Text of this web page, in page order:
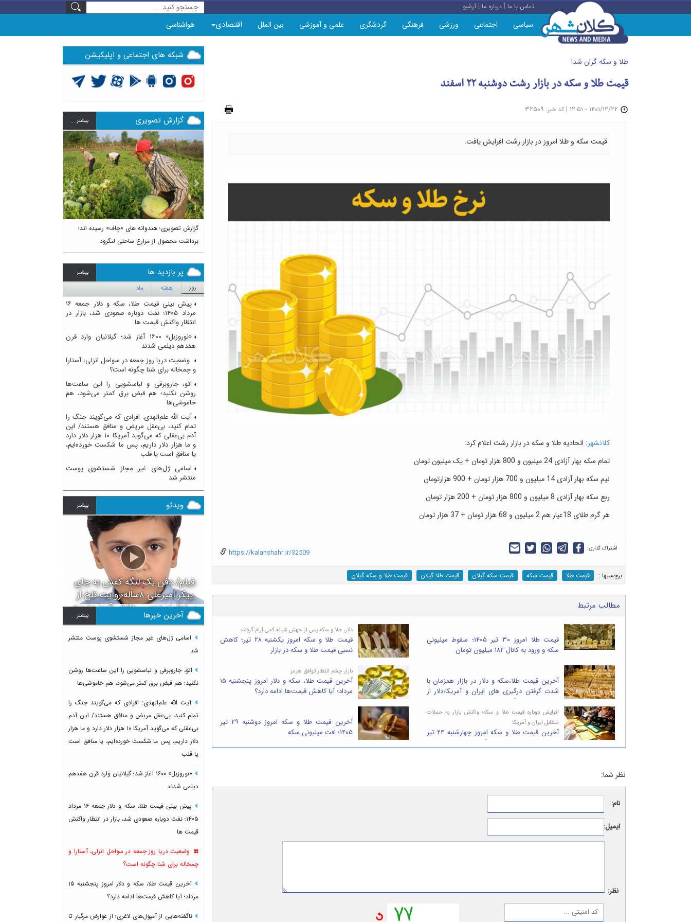
تماس با ما |درباره ما |آرشیو
سیاسی اجتماعی ورزشی فرهنگی گردشگری علمی و آموزشی بین الملل اقتصادی هواشناسی
طلا و سکه گران شد!
قیمت طلا و سکه در بازار رشت دوشنبه ۲۲ اسفند
| کد خبر: ۳۲۵۰۹
قیمت سکه و طلا امروز در بازار رشت افرایش یافت.
کلانشهر: اتحادیه طلا و سکه در بازار رشت اعلام کرد:
تمام سکه بهار آزادی 24 میلیون و 800 هزار تومان + یک میلیون تومان
نیم سکه بهار آزادی 14 میلیون و 700 هزار تومان + 900 هزارتومان
ربع سکه بهار آزادی 8 میلیون و 800 هزار تومان + 200 هزار تومان
هر گرم طلای 18عیار هم 2 میلیون و 68 هزار تومان + 37 هزار تومان
https://kalanshahr.ir/32509 اشتراک گذاری:
برچسب‎ها : قیمت طلا قیمت سکه قیمت سکه گیلان قیمت طلا گیلان قیمت طلا و سکه گیلان
مطالب مرتبط
قیمت طلا امروز ۳۰ تیر ۱۴۰۵؛ سقوط میلیونی
سکه و ورود به کانال ۱۸۲ میلیون تومان
دلار، طلا و سکه پس از جهش شبانه کمی آرام گرفتند
قیمت طلا و سکه امروز یکشنبه ۲۸ تیر؛ کاهش
نسبی قیمت طلا و سکه در بازار
آخرین قیمت طلا،سکه و دلار در بازار همزمان با
شدت گرفتن درگیری های ایران و آمریکا؛دلار از
بازار چشم انتظار توافق هرمز
آخرین قیمت طلا، سکه و دلار امروز پنجشنبه ۱۵
مرداد؛ آیا کاهش قیمت‌ها ادامه دارد؟
افزایش دوباره قیمت طلا و سکه؛ واکنش بازار به حملات
متقابل ایران و آمریکا
آخرین قیمت طلا و سکه امروز چهارشنبه ۲۴ تیر
آخرین قیمت طلا و سکه امروز دوشنبه ۲۹ تیر
۱۴۰۵؛ افت میلیونی سکه
نظر شما:
نام:
ایمیل:
نظر:
شبکه های اجتماعی و اپلیکیشن
گزارش تصویری بيشتر ...
گزارش تصویری؛ هندوانه های «چاف» رسیده اند؛
برداشت محصول از مزارع ساحلی لنگرود
Previous Next
پر بازدید ها بيشتر ...
روز هفته ماه
پیش بینی قیمت طلا، سکه و دلار جمعه ۱۶
مرداد ۱۴۰۵؛ نفت دوباره صعودی شد، بازار در
انتظار واکنش قیمت ها
«نوروزبل» ۱۶۰۰ آغاز شد؛ گیلانیان وارد قرن
هفدهم دیلمی شدند
وضعیت دریا روز جمعه در سواحل انزلی، آستارا
و چمخاله برای شنا چگونه است؟
اتو، جاروبرقی و لباسشویی را این ساعت‌ها
روشن نکنید؛ هم قبض برق کمتر می‌شود، هم
خاموشی‌ها
آیت الله علم‌الهدی: افرادی که می‌گویند جنگ را
تمام کنید، بی‌عقل مریض و منافق هستند/ این
آدم بی‌عقلی که می‌گوید آمریکا ۱۰ هزار دلار دارد
و ما هزار دلار داریم، پس ما شکست خورده‌ایم،
یا منافق است یا قلب
اسامی ژل‌های غیر مجاز شستشوی پوست
منتشر شد
ویدئو بيشتر ...
فیلم/ دفن یک لنگه کفش به جای
پیکر امیرعلی ۸ساله؛روایت تلخ از
سرنوشت دومین دانش آموز مدرسه
میناب بعد از ماکان
آخرین خبرها بيشتر ...
اسامی ژل‌های غیر مجاز شستشوی پوست منتشر
شد
اتو، جاروبرقی و لباسشویی را این ساعت‌ها روشن
نکنید؛ هم قبض برق کمتر می‌شود، هم خاموشی‌ها
آیت الله علم‌الهدی: افرادی که می‌گویند جنگ را
تمام کنید، بی‌عقل مریض و منافق هستند/ این آدم
بی‌عقلی که می‌گوید آمریکا ۱۰ هزار دلار دارد و ما هزار
دلار داریم، پس ما شکست خورده‌ایم، یا منافق است
یا قلب
«نوروزبل» ۱۶۰۰ آغاز شد؛ گیلانیان وارد قرن هفدهم
دیلمی شدند
پیش بینی قیمت طلا، سکه و دلار جمعه ۱۶ مرداد
۱۴۰۵؛ نفت دوباره صعودی شد، بازار در انتظار واکنش
قیمت ها
وضعیت دریا روز جمعه در سواحل انزلی، آستارا و
چمخاله برای شنا چگونه است؟
آخرین قیمت طلا، سکه و دلار امروز پنجشنبه ۱۵
مرداد؛ آیا کاهش قیمت‌ها ادامه دارد؟
ناگفته‌هایی از آمپول‌های لاغری؛ از عوارض مرگبار تا